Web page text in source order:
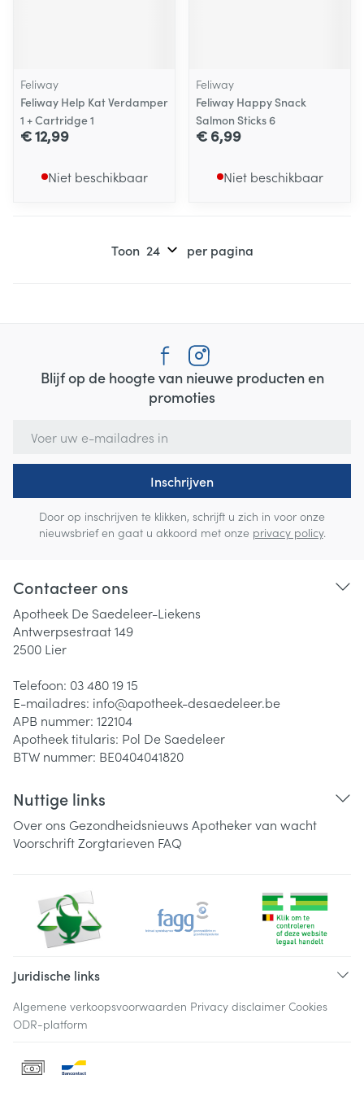
Feliway
Feliway Help Kat Verdamper
1 + Cartridge 1
€ 12,99
Niet beschikbaar
Feliway
Feliway Happy Snack
Salmon Sticks 6
€ 6,99
Niet beschikbaar
Toon per pagina
Blijf op de hoogte van nieuwe producten en
promoties
Inschrijven
Door op inschrijven te klikken, schrijft u zich in voor onze
nieuwsbrief en gaat u akkoord met onze privacy policy.
Contacteer ons
Apotheek De Saedeleer-Liekens
Antwerpsestraat 149
2500 Lier
Telefoon: 03 480 19 15
E-mailadres: info@apotheek-desaedeleer.be
APB nummer: 122104
Apotheek titularis: Pol De Saedeleer
BTW nummer: BE0404041820
Nuttige links
Over ons Gezondheidsnieuws Apotheker van wacht
VoorschriftZorgtarieven FAQ
Juridische links
Algemene verkoopsvoorwaarden Privacy disclaimer Cookies
ODR-platform